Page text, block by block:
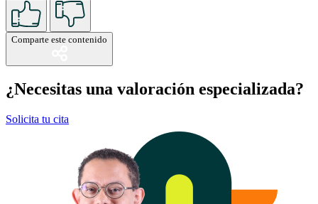
Comparte este contenido
¿Necesitas una valoración especializada?
Solicita tu cita